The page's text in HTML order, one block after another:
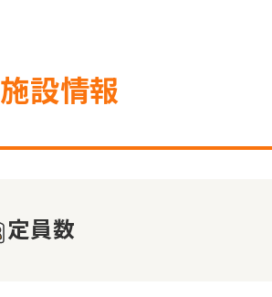
施設情報
定員数